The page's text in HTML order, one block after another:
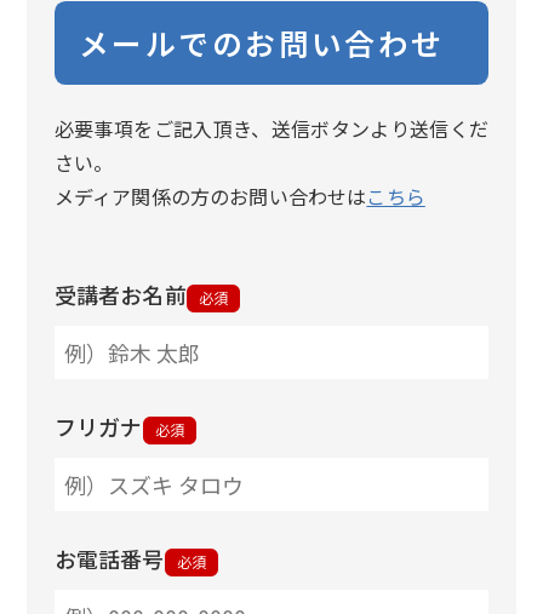
メールでのお問い合わせ
必要事項をご記入頂き、送信ボタンより送信くだ
さい。
メディア関係の方のお問い合わせはこちら
受講者お名前 必須
フリガナ 必須
お電話番号 必須